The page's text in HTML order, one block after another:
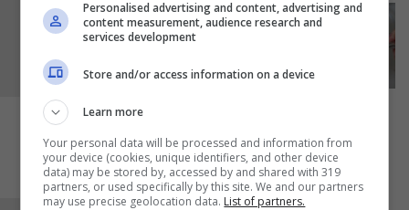
Personalised advertising and content, advertising and
content measurement, audience research and
services development
Store and/or access information on a device
Learn more
Your personal data will be processed and information from
your device (cookies, unique identifiers, and other device
data) may be stored by, accessed by and shared with 319
partners, or used specifically by this site. We and our partners
may use precise geolocation data. List of partners.